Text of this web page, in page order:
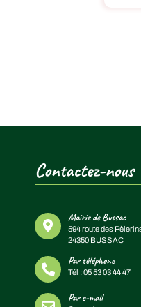
Contactez-nous
Mairie de Bussac
594 route des
24350 BUSSAC
Par téléphone
Tél :05 53 03 44 47
Par e-mail